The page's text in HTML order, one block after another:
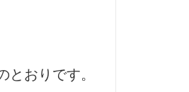
おりです。